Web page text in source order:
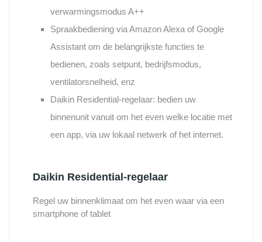
verwarmingsmodus A++
Spraakbediening via Amazon Alexa of Google
Assistant om de belangrijkste functies te
bedienen, zoals setpunt, bedrijfsmodus,
ventilatorsnelheid, enz
Daikin Residential-regelaar: bedien uw
binnenunit vanuit om het even welke locatie met
een app, via uw lokaal netwerk of het internet.
Daikin Residential-regelaar
Regel uw binnenklimaat om het even waar via een
smartphone of tablet